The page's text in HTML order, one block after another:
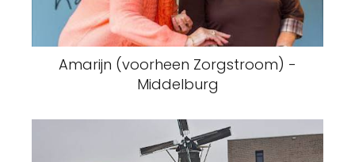
Amarijn (voorheen Zorgstroom) -
Middelburg